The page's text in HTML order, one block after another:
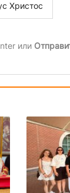
Христос
или